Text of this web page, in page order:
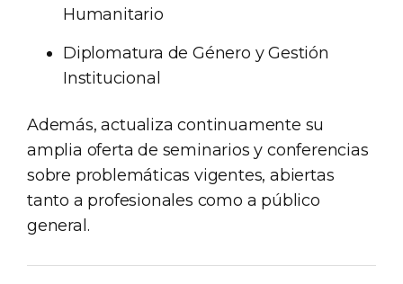
Humanitario
Diplomatura de Género y Gestión
Institucional
Además, actualiza continuamente su
amplia oferta de seminarios y conferencias
sobre problemáticas vigentes, abiertas
tanto a profesionales como a público
general.